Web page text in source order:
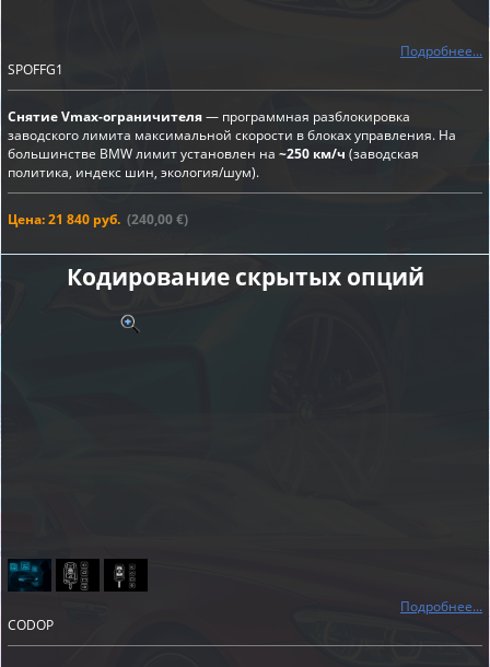
Подробнее...
SPOFFG1
Снятие Vmax-ограничителя— программная разблокировка
заводского лимита максимальной скорости в блоках управления. На
большинстве BMW лимит установлен на ~250 км/ч (заводская
политика, индекс шин, экология/шум).
Цена: 21 840 руб. (240,00 €)
Кодирование скрытых опций
Подробнее...
CODOP